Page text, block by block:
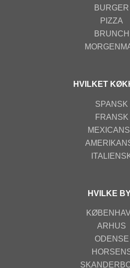
BURGER
PIZZA
BRUNCH
HVILKET
SPANSK
FRANSK
HVILKE
ARHUS
ODENSE